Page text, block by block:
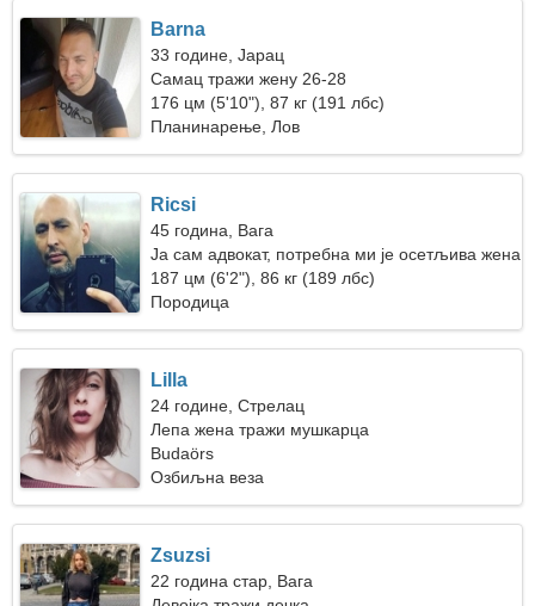
Barna
33 године, Јарац
Самац тражи жену 26-28
176 цм (5'10"), 87 кг (191 лбс)
Планинарење, Лов
Ricsi
45 година, Вага
Ја сам адвокат, потребна ми је осетљива жена
187 цм (6'2"), 86 кг (189 лбс)
Породица
Lilla
24 године, Стрелац
Лепа жена тражи мушкарца
Budaörs
Озбиљна веза
Zsuzsi
22 година стар, Вага